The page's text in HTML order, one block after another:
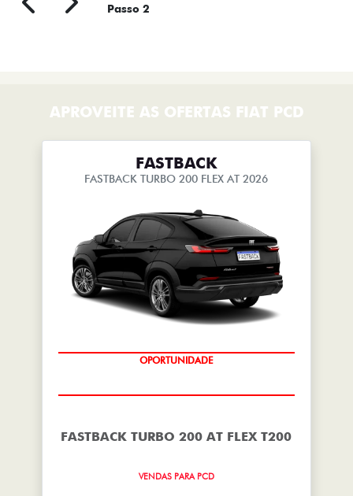
Passo 2
APROVEITE AS OFERTAS FIAT PCD
FASTBACK
FASTBACK TURBO 200 FLEX AT 2026
OPORTUNIDADE
FASTBACK TURBO 200 AT FLEX T200
VENDAS PARA PCD